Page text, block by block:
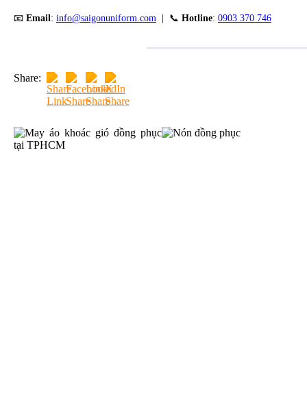
📧 Email: info@saigonuniform.com | 📞 Hotline: 0903 370 746
Share: